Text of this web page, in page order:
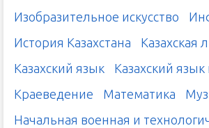
Изобразительное искусство
История Казахстана
Казахская
Казахский язык
Казахский
Краеведение
Математика
Начальная военная и